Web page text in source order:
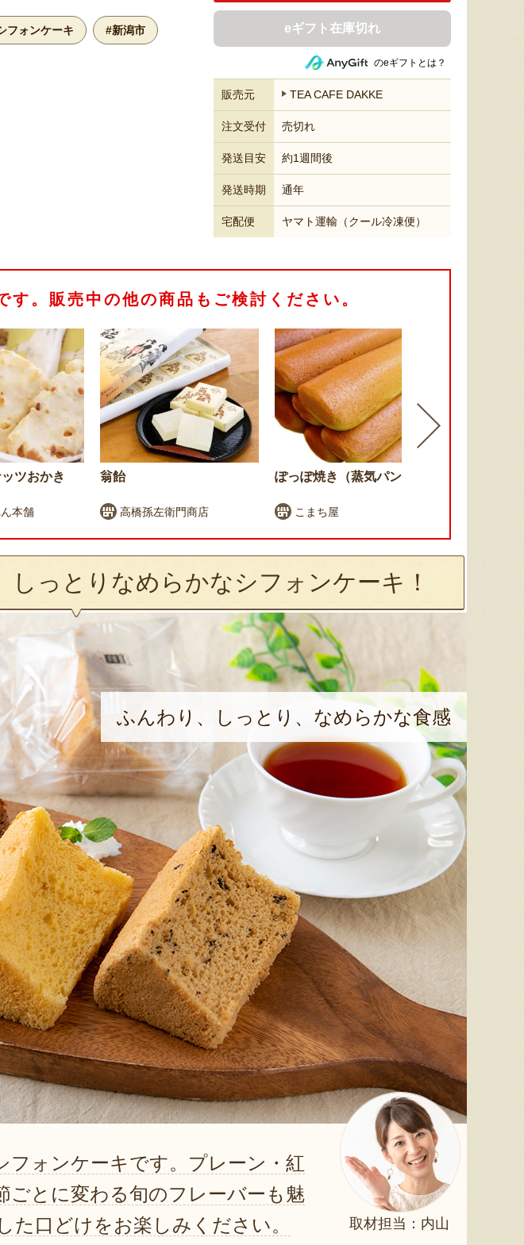
フォンケーキ #新潟市 eギフト在庫切れ
のeギフトとは？
販売元 TEA CAFE DAKKE
注文受付 売切れ
発送目安 約1週間後
発送時期 通年
宅配便 ヤマト運輸（クール冷凍便）
す。販売中の他の商品もご検討ください。
ツおかき
本舗
翁飴
高橋孫左衛門商店
ぽっぽ焼き（蒸気パン）
こまち屋
っとりなめらかなシフォンケーキ！
ふんわり、しっとり、なめらかな食感
取材担当：内山
フォンケーキです。プレーン・紅
ごとに変わる旬のフレーバーも魅
た口どけをお楽しみください。